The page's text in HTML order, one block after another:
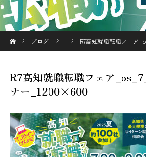
ブログ R7高知就職転職フェア
R7高知就職転職フェア
ナー_1200×600